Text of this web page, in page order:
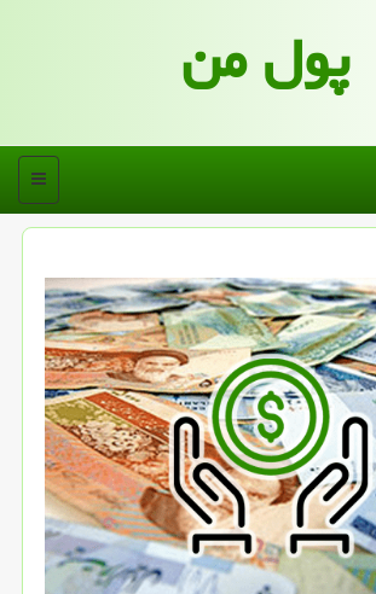
پول من
منو